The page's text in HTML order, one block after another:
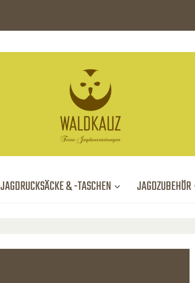
JAGDRUCKSÄCKE & -TASCHEN JAGDZUBEHÖR